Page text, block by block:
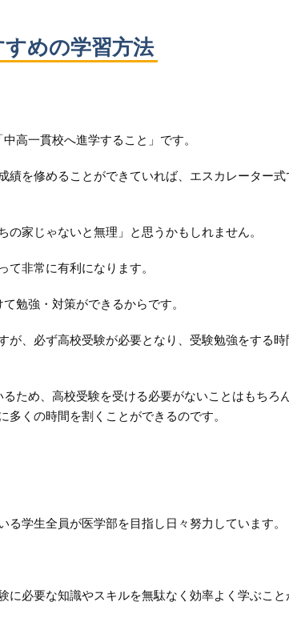
めの学習方法
高一貫校へ進学すること」です。
績を修めることができていれば、エスカレーター式
の家じゃないと無理」と思うかもしれません。
て非常に有利になります。
勉強・対策ができるからです。
が、必ず高校受験が必要となり、受験勉強をする時
ため、高校受験を受ける必要がないことはもちろ
くの時間を割くことができるのです。
学生全員が医学部を目指し日々努力しています。
に必要な知識やスキルを無駄なく効率よく学ぶこと